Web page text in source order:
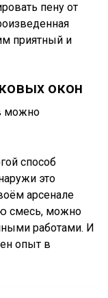
пену от
приятный и
окон
можно
способ
это
арсенале
смесь, можно
работами. И
опыт в